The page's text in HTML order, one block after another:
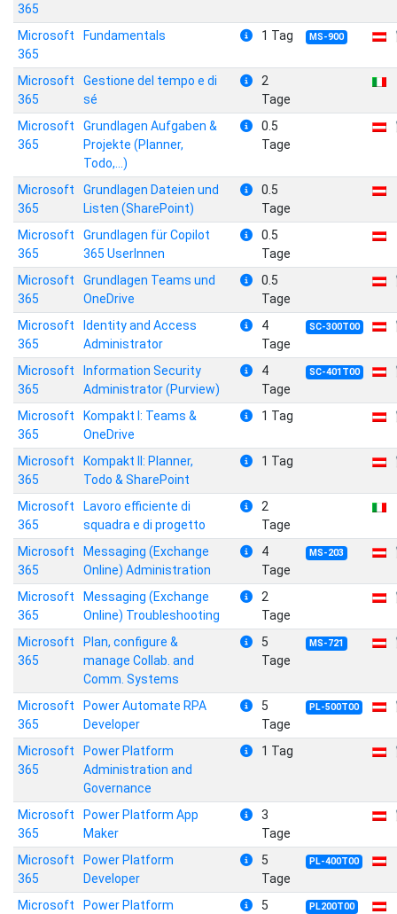
365
Microsoft
365
Fundamentals 1 Tag MS-900
Microsoft
365
Gestione del tempo e di
sé
2
Tage
Microsoft
365
Grundlagen Aufgaben &
Projekte (Planner,
Todo,...)
0.5
Tage
Microsoft
365
Grundlagen Dateien und
Listen (SharePoint)
0.5
Tage
Microsoft
365
Grundlagen für Copilot
365 UserInnen
0.5
Tage
Microsoft
365
Grundlagen Teams und
OneDrive
0.5
Tage
Microsoft
365
Identity and Access
Administrator
4
Tage
SC-300T00
Microsoft
365
Information Security
Administrator (Purview)
4
Tage
SC-401T00
Microsoft
365
Kompakt I: Teams &
OneDrive
1 Tag
Microsoft
365
Kompakt II: Planner,
Todo & SharePoint
1 Tag
Microsoft
365
Lavoro efficiente di
squadra e di progetto
2
Tage
Microsoft
365
Messaging (Exchange
Online) Administration
4
Tage
MS-203
Microsoft
365
Messaging (Exchange
Online) Troubleshooting
2
Tage
Microsoft
365
Plan, configure &
manage Collab. and
Comm. Systems
5
Tage
MS-721
Microsoft
365
Power Automate RPA
Developer
5
Tage
PL-500T00
Microsoft
365
Power Platform
Administration and
Governance
1 Tag
Microsoft
365
Power Platform App
Maker
3
Tage
Microsoft
365
Power Platform
Developer
5
Tage
PL-400T00
Microsoft
Power Platform
5
PL200T00